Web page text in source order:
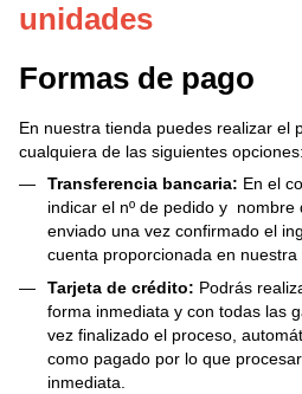
unidades
Formas de pago
En nuestra tienda puedes realizar el
cualquiera de las siguientes opciones:
Transferencia bancaria: En el
indicar el nº de pedido y nombre
enviado una vez confirmado el
cuenta proporcionada en nuestra
Tarjeta de crédito: Podrás
forma inmediata y con todas las
vez finalizado el proceso,
como pagado por lo que
inmediata.